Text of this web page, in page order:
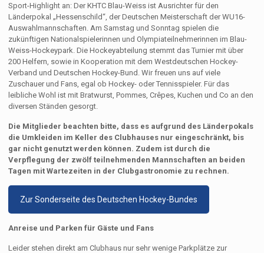
Sport-Highlight an: Der KHTC Blau-Weiss ist Ausrichter für den
Länderpokal „Hessenschild“, der Deutschen Meisterschaft der WU16-
Auswahlmannschaften. Am Samstag und Sonntag spielen die
zukünftigen Nationalspielerinnen und Olympiateilnehmerinnen im Blau-
Weiss-Hockeypark. Die Hockeyabteilung stemmt das Turnier mit über
200 Helfern, sowie in Kooperation mit dem Westdeutschen Hockey-
Verband und Deutschen Hockey-Bund. Wir freuen uns auf viele
Zuschauer und Fans, egal ob Hockey- oder Tennisspieler. Für das
leibliche Wohl ist mit Bratwurst, Pommes, Crêpes, Kuchen und Co an den
diversen Ständen gesorgt.
Die Mitglieder beachten bitte, dass es aufgrund des Länderpokals
die Umkleiden im Keller des Clubhauses nur eingeschränkt, bis
gar nicht genutzt werden können. Zudem ist durch die
Verpflegung der zwölf teilnehmenden Mannschaften an beiden
Tagen mit Wartezeiten in der Clubgastronomie zu rechnen.
Zur Sonderseite des Deutschen Hockey-Bundes
Anreise und Parken für Gäste und Fans
Leider stehen direkt am Clubhaus nur sehr wenige Parkplätze zur